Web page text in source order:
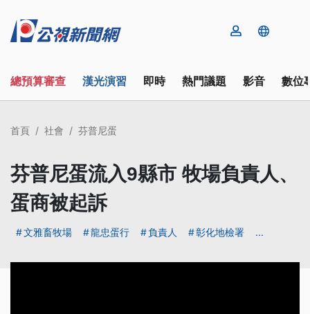
總預算審查 漢光演習 即時 熱門議題 影音 數位
首頁 社會 芬普尼蛋
芬普尼蛋流入9縣市 牧場負責人、
蛋商被起訴
文雅畜牧場 龍忠蛋行 負責人 彰化地檢署 ...